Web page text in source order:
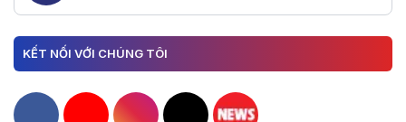
KẾT NỐI VỚI CHÚNG TÔI